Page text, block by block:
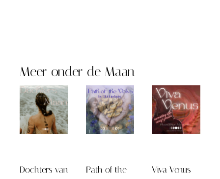
Meer onder de Maan
Dochters van
Path of the
Viva Venus